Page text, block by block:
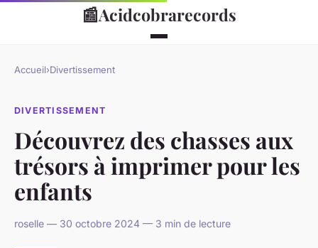
📰Acidcobrarecords
Accueil›Divertissement
DIVERTISSEMENT
Découvrez des chasses aux
trésors à imprimer pour les
enfants
roselle — 30 octobre 2024 — 3 min de lecture